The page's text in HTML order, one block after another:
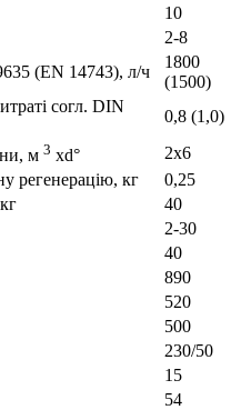
10
2-8
(EN 14743), л/ч
1800
(1500)
согл. DIN
0,8 (1,0)
м 3 xd°
2x6
регенерацію, кг
0,25
40
2-30
40
890
520
500
230/50
15
54